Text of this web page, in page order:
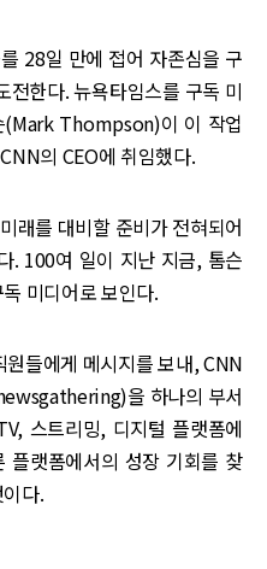
28일 만에 접어 자존심을 구
한다. 뉴욕타임스를 구독 미
(Mark Thompson)이 이 작업
의 CEO에 취임했다.
래를 대비할 준비가 전혀되어
. 100여 일이 지난 지금, 톰슨
미디어로 보인다.
들에게 메시지를 보내, CNN
을 하나의 부서
스트리밍, 디지털 플랫폼에
플랫폼에서의 성장 기회를 찾
다.